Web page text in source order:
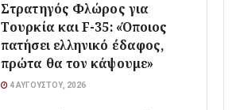
Στρατηγός Φλώρος για
Τουρκία και F-35: «Όποιος
πατήσει ελληνικό έδαφος,
πρώτα θα τον κάψουμε»
4 ΑΥΓΟΎΣΤΟΥ, 2026